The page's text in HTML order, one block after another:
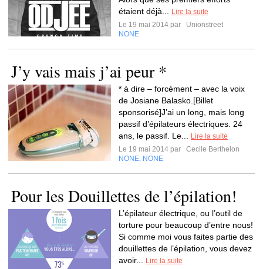
étaient déjà...
Lire la suite
Le 19 mai 2014 par
Unionstreet
NONE
J’y vais mais j’ai peur *
* à dire – forcément – avec la voix
de Josiane Balasko.[Billet
sponsorisé]J’ai un long, mais long
passif d’épilateurs électriques. 24
ans, le passif. Le...
Lire la suite
Le 19 mai 2014 par
Cecile Berthelon
NONE NONE
Pour les Douillettes de l’épilation!
L’épilateur électrique, ou l’outil de
torture pour beaucoup d’entre nous!
Si comme moi vous faites partie des
douillettes de l’épilation, vous devez
avoir...
Lire la suite